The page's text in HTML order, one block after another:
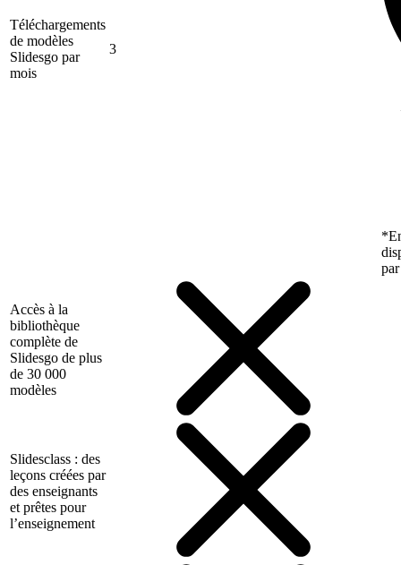
Téléchargements
de modèles
Slidesgo par
mois
3
Accès à la
bibliothèque
complète de
Slidesgo de plus
de 30 000
modèles
Slidesclass : des
leçons créées par
des enseignants
et prêtes pour
l’enseignement